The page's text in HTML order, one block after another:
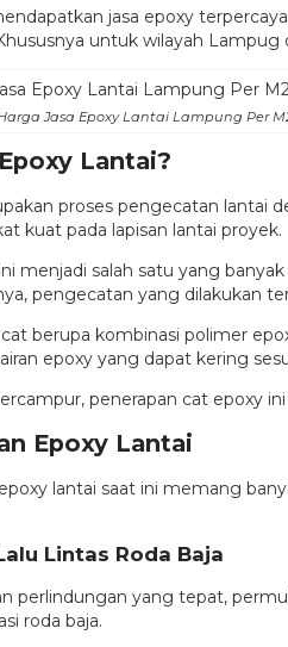
jasa epoxy
untuk wilayah Lampug
Jasa Epoxy Lantai Lampung Per
Lantai?
proses pengecatan lantai
kuat pada lapisan lantai proyek.
menjadi salah satu yang
pengecatan yang dilakukan
berupa kombinasi polimer
epoxy yang dapat kering
penerapan cat epoxy
Epoxy Lantai
lantai saat ini memang
Lintas Roda Baja
perlindungan yang tepat,
roda baja.